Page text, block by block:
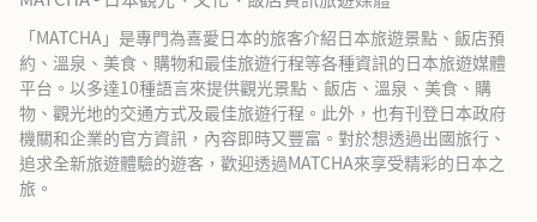
「MATCHA」是專門為喜愛日本的旅客介紹日本旅遊景點、飯店預
約、溫泉、美食、購物和最佳旅遊行程等各種資訊的日本旅遊媒體
平台。以多達10種語言來提供觀光景點、飯店、溫泉、美食、購
物、觀光地的交通方式及最佳旅遊行程。此外，也有刊登日本政府
機關和企業的官方資訊，內容即時又豐富。對於想透過出國旅行、
追求全新旅遊體驗的遊客，歡迎透過MATCHA來享受精彩的日本之
旅。